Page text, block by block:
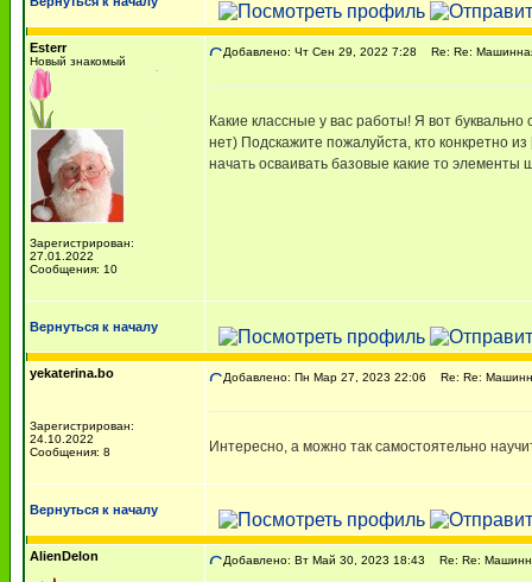
Esterr
Новый знакомый
Зарегистрирован:
27.01.2022
Сообщения: 10
Добавлено: Чт Сен 29, 2022 7:28 Re: Re:
Какие классные у вас работы! Я вот
нет) Подскажите пожалуйста, кто конкретно
начать осваивать базовые какие то
Вернуться к началу
yekaterina.bo
Зарегистрирован:
24.10.2022
Сообщения: 8
Добавлено: Пн Мар 27, 2023 22:06 Re: Re:
Интересно, а можно так самостоятельно
Вернуться к началу
AlienDelon Добавлено: Вт Май 30, 2023 18:43 Re: Re: